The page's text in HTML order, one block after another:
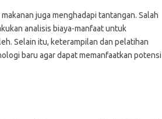
juga menghadapi tantangan. Salah
analisis biaya-manfaat untuk
Selain itu, keterampilan dan pelatihan
baru agar dapat memanfaatkan potensi